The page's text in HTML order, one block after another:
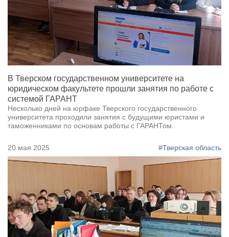
В Тверском государственном университете на
юридическом факультете прошли занятия по работе с
системой ГАРАНТ
Несколько дней на юрфаке Тверского государственного
университета проходили занятия с будущими юристами и
таможенниками по основам работы с ГАРАНТом.
20 мая 2025 #Тверская область